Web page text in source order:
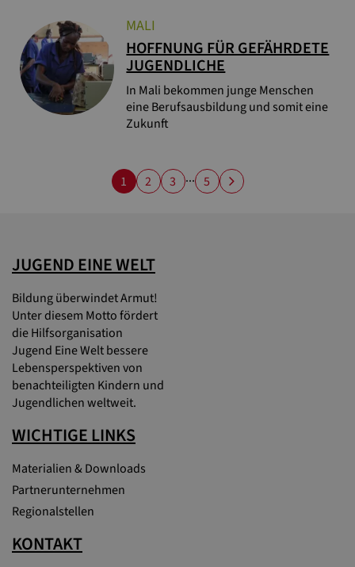
MALI
HOFFNUNG FÜR GEFÄHRDETE
JUGENDLICHE
In Mali bekommen junge Menschen
eine Berufsausbildung und somit eine
Zukunft
1 2 3 ... 5
JUGEND EINE WELT
Bildung überwindet Armut!
Unter diesem Motto fördert
die Hilfsorganisation
Jugend Eine Welt bessere
Lebensperspektiven von
benachteiligten Kindern und
Jugendlichen weltweit.
WICHTIGE LINKS
Materialien & Downloads
Partnerunternehmen
Regionalstellen
KONTAKT